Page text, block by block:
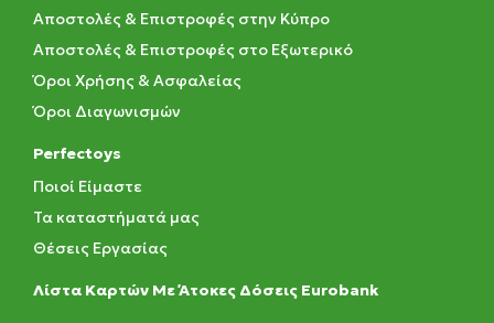
Αποστολές & Επιστροφές στην Κύπρο
Αποστολές & Επιστροφές στο Εξωτερικό
Όροι Χρήσης & Ασφαλείας
Όροι Διαγωνισμών
Perfectoys
Ποιοί Είμαστε
Τα καταστήματά μας
Θέσεις Εργασίας
Λίστα Καρτών Με Άτοκες Δόσεις Eurobank